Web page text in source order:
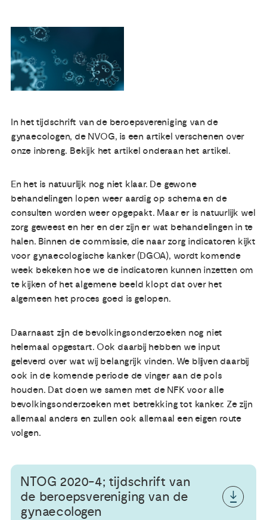
Publicaties
Ervaringsdeskundigheid
Contact
In het tijdschrift van de beroepsvereniging van de
gynaecologen, de NVOG, is een artikel verschenen over
onze inbreng. Bekijk het artikel onderaan het artikel.
En het is natuurlijk nog niet klaar. De gewone
behandelingen lopen weer aardig op schema en de
consulten worden weer opgepakt. Maar er is natuurlijk wel
zorg geweest en her en der zijn er wat behandelingen in te
halen. Binnen de commissie, die naar zorg indicatoren kijkt
voor gynaecologische kanker (DGOA), wordt komende
week bekeken hoe we de indicatoren kunnen inzetten om
te kijken of het algemene beeld klopt dat over het
algemeen het proces goed is gelopen.
Daarnaast zijn de bevolkingsonderzoeken nog niet
helemaal opgestart. Ook daarbij hebben we input
geleverd over wat wij belangrijk vinden. We blijven daarbij
ook in de komende periode de vinger aan de pols
houden. Dat doen we samen met de NFK voor alle
bevolkingsonderzoeken met betrekking tot kanker. Ze zijn
allemaal anders en zullen ook allemaal een eigen route
volgen.
NTOG 2020-4; tijdschrift van
de beroepsvereniging van de
gynaecologen